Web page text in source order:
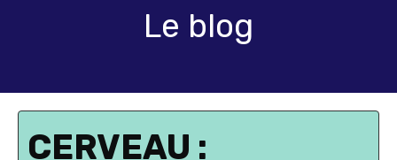
Le blog
CERVEAU :